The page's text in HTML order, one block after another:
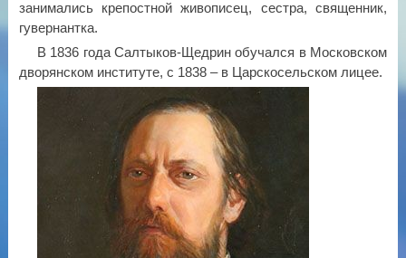
занимались крепостной живописец, сестра, священник,
гувернантка.
В 1836 года Салтыков-Щедрин обучался в Московском
дворянском институте, с 1838 – в Царскосельском лицее.